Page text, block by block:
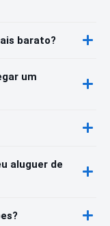
barato?
um
aluguer de